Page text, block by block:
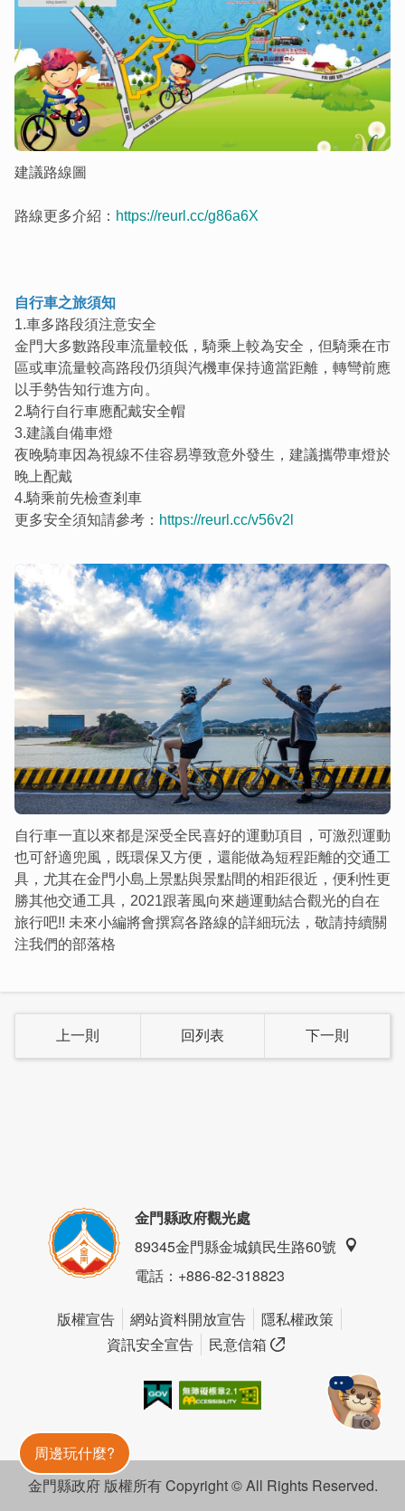
建議路線圖
路線更多介紹： https://reurl.cc/g86a6X
自行車之旅須知
1.車多路段須注意安全
金門大多數路段車流量較低，騎乘上較為安全，但騎乘在市
區或車流量較高路段仍須與汽機車保持適當距離，轉彎前應
以手勢告知行進方向。
2.騎行自行車應配戴安全帽
3.建議自備車燈
夜晚騎車因為視線不佳容易導致意外發生，建議攜帶車燈於
晚上配戴
4.騎乘前先檢查剎車
更多安全須知請參考： https://reurl.cc/v56v2l
自行車一直以來都是深受全民喜好的運動項目，可激烈運動
也可舒適兜風，既環保又方便，還能做為短程距離的交通工
具，尤其在金門小島上景點與景點間的相距很近，便利性更
勝其他交通工具，2021跟著風向來趟運動結合觀光的自在
旅行吧!! 未來小編將會撰寫各路線的詳細玩法，敬請持續關
注我們的部落格
上一則 回列表 下一則
金門縣政府觀光處
89345金門縣金城鎮民生路60號
電話：+886-82-318823
版權宣告 網站資料開放宣告
隱私權政策
資訊安全宣告
民意信箱
金門縣政府 版權所有 Copyright © All Rights Reserved.
周邊玩什麼?